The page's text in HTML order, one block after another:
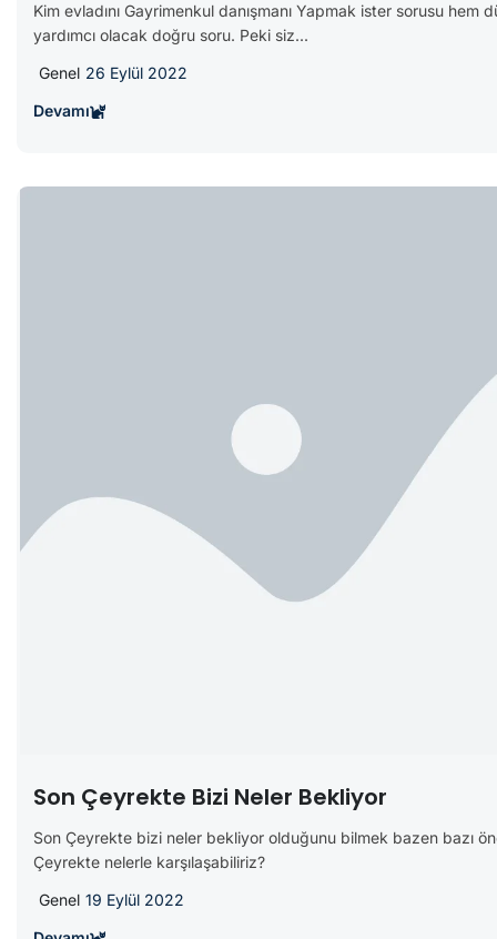
Kim evladını Gayrimenkul danışmanı Yapmak ister sorusu
yardımcı olacak doğru soru. Peki siz...
Genel 26 Eylül 2022
Devamı
Son Çeyrekte Bizi Neler Bekliyor
Son Çeyrekte bizi neler bekliyor olduğunu bilmek bazen bazı
Çeyrekte nelerle karşılaşabiliriz?
Genel 19 Eylül 2022